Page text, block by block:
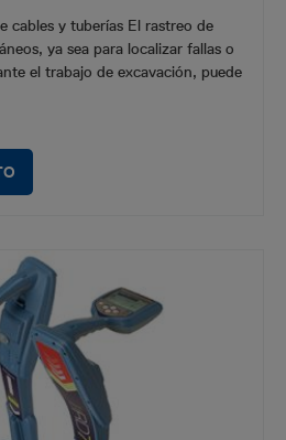
cables y tuberías El rastreo de
ya sea para localizar fallas o
el trabajo de excavación, puede